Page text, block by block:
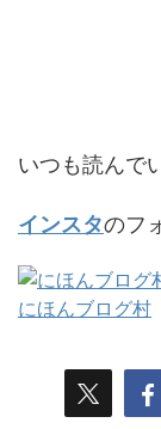
いつも読んで
インスタのフ
にほんブログ村